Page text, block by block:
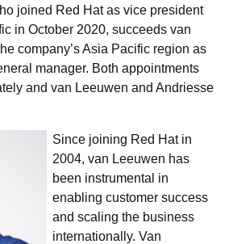
joined Red Hat as vice president
in October 2020, succeeds van
company’s Asia Pacific region as
manager. Both appointments
and van Leeuwen and Andriesse
Since joining Red Hat in
2004, van Leeuwen has
been instrumental in
enabling customer success
and scaling the business
internationally. Van